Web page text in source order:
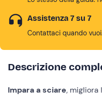
Assistenza 7 su 7
Contattaci quando
Descrizione
Impara a sciare, migliora